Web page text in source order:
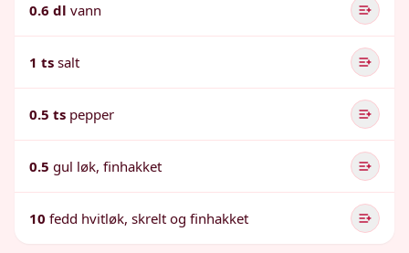
0.6 dl vann
1 ts salt
0.5 ts pepper
0.5 gul løk, finhakket
10 fedd hvitløk, skrelt og finhakket